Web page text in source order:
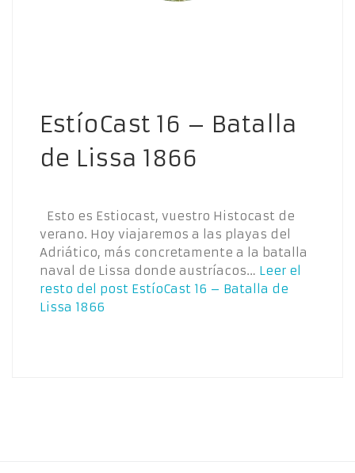
EstíoCast 16 – Batalla
de Lissa 1866
Esto es Estiocast, vuestro Histocast de
verano. Hoy viajaremos a las playas del
Adriático, más concretamente a la batalla
naval de Lissa donde austríacos… Leer el
resto del post EstíoCast 16 – Batalla de
Lissa 1866